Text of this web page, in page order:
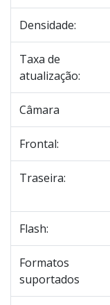
Densidade:
Taxa de
atualização:
Câmara
Frontal:
Traseira:
Flash:
Formatos
suportados